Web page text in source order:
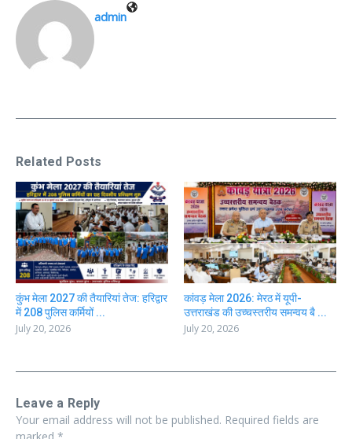
admin
Related Posts
कुंभ मेला 2027 की तैयारियां तेज: हरिद्वार
में 208 पुलिस कर्मियों ...
July 20, 2026
कांवड़ मेला 2026: मेरठ में यूपी-
उत्तराखंड की उच्चस्तरीय समन्वय बै ...
July 20, 2026
Leave a Reply
Your email address will not be published. Required fields are